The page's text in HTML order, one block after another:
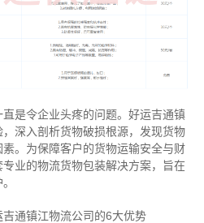
是令企业头疼的问题。好运吉通镇
深入剖析货物破损根源，发现货物
。为保障客户的货物运输安全与财
业的物流货物包装解决方案，旨在
通镇江物流公司的6大优势